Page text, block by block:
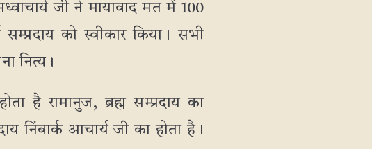
जी ने मायावाद मत में 100
को स्वीकार किया। सभी
नित्य।
है रामानुज, ब्रह्म सम्प्रदाय का
निंबार्क आचार्य जी का होता है।